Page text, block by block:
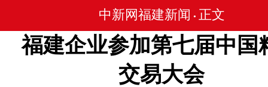
中新网福建新闻 • 正文
福建企业参加第七届中国
交易大会